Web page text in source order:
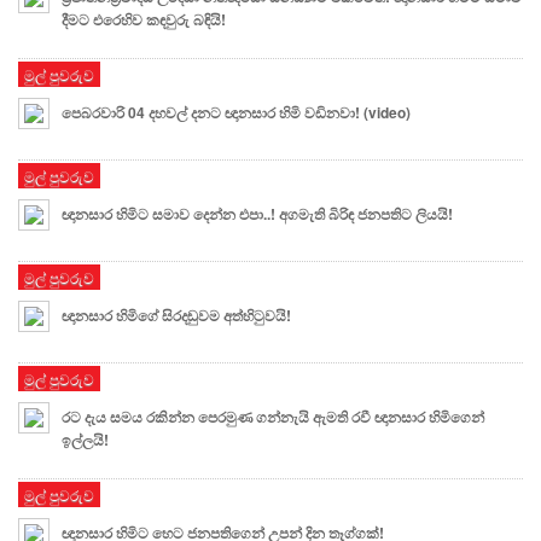
දීමට එරෙහිව කඳවුරු බඳියි!
මුල් පුවරුව
පෙබරවාරි 04 දහවල් දනට ඥානසාර හිමි වඩිනවා! (video)
මුල් පුවරුව
ඥානසාර හිමිට සමාව දෙන්න එපා..! අගමැති බිරිඳ ජනපතිට ලියයි!
මුල් පුවරුව
ඥානසාර හිමිගේ සිරදඬුවම අත්හිටුවයි!
මුල් පුවරුව
රට දැය සමය රකින්න පෙරමුණ ගන්නැයි ඇමති රවී ඥානසාර හිමිගෙන්
ඉල්ලයි!
මුල් පුවරුව
ඥානසාර හිමිට හෙට ජනපතිගෙන් උපන් දින තෑග්ගක්!